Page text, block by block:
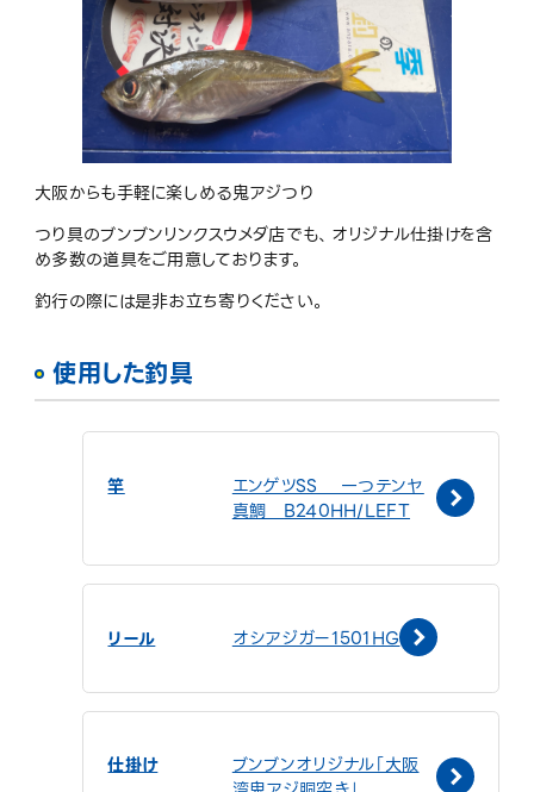
大阪からも手軽に楽しめる鬼アジつり
つり具のブンブンリンクスウメダ店でも、オリジナル仕掛けを含
め多数の道具をご用意しております。
釣行の際には是非お立ち寄りください。
使用した釣具
竿
エンゲツSS 一つテンヤ
真鯛 B240HH/LEFT
リール オシアジガー1501HG
仕掛け
ブンブンオリジナル「大阪